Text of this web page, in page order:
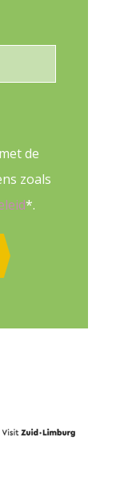
de
zoals
*.